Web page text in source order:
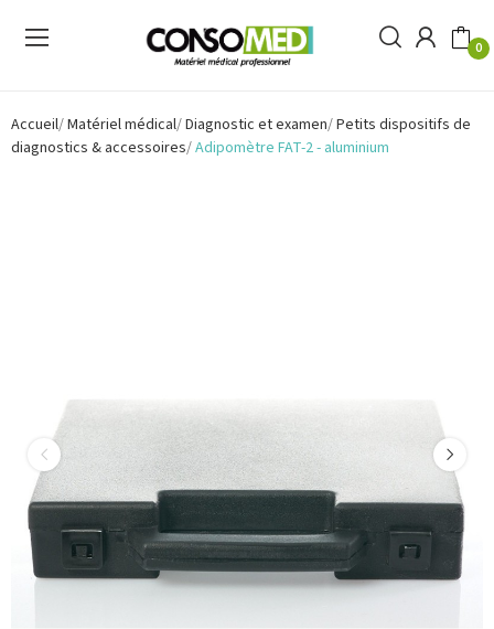
0
Accueil Matériel médical Diagnostic et examen Petits dispositifs de
diagnostics & accessoires Adipomètre FAT-2 - aluminium